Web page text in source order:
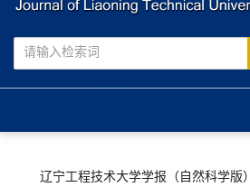
辽宁工程技术大学学报（自然科学版）